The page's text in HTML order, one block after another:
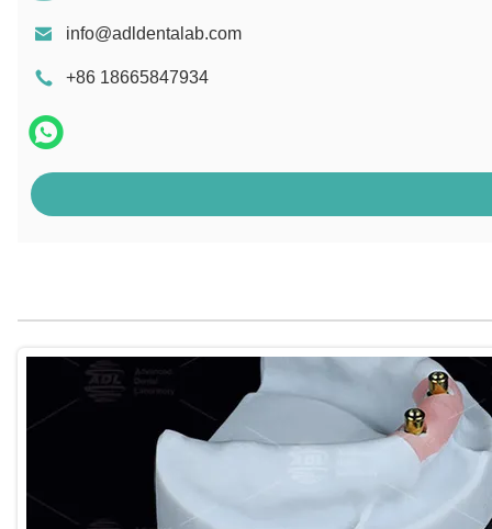
info@adldentalab.com
+86 18665847934